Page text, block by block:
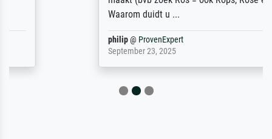
Waarom duidt u ...
ProvenExpert
September 23, 2025